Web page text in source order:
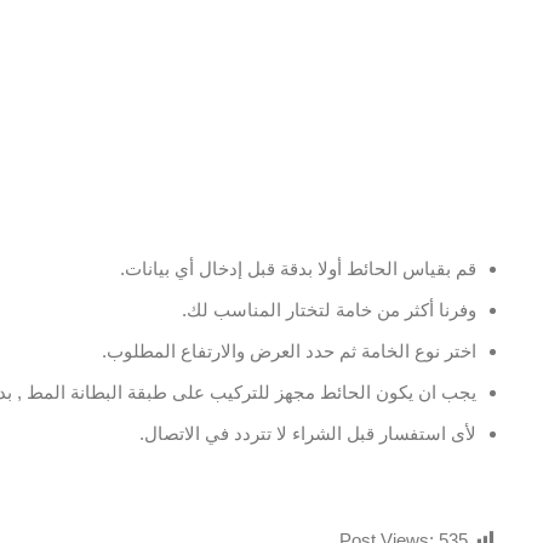
قم بقياس الحائط أولا بدقة قبل إدخال أي بيانات.
وفرنا أكثر من خامة لتختار المناسب لك.
اختر نوع الخامة ثم حدد العرض والارتفاع المطلوب.
يجب ان يكون الحائط مجهز للتركيب على طبقة البطانة المط ,
لأى استفسار قبل الشراء لا تتردد في الاتصال.